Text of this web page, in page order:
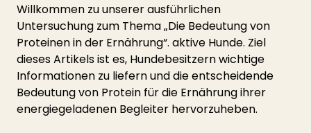
Willkommen zu unserer ausführlichen
Untersuchung zum Thema „Die Bedeutung von
Proteinen in der Ernährung“. aktive Hunde. Ziel
dieses Artikels ist es, Hundebesitzern wichtige
Informationen zu liefern und die entscheidende
Bedeutung von Protein für die Ernährung ihrer
energiegeladenen Begleiter hervorzuheben.